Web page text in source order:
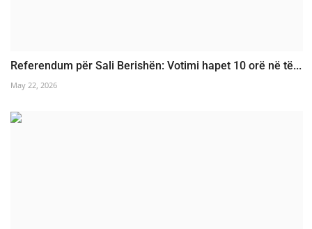
Referendum për Sali Berishën: Votimi hapet 10 orë në të...
May 22, 2026